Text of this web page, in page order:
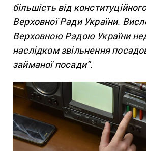
більшість від
Верховної Ради України.
Верховною Радою України
наслідком звільнення
займаної посади”.